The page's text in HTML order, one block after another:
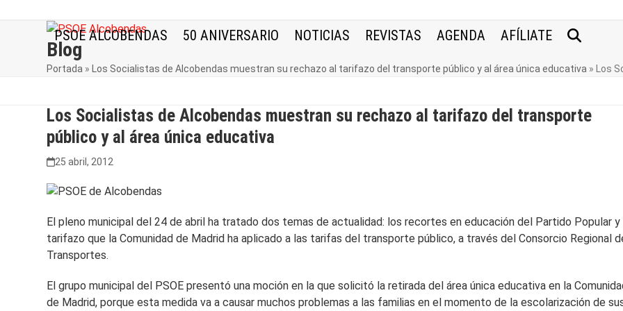
PSOE ALCOBENDAS 50 ANIVERSARIO NOTICIAS REVISTAS AGENDA AFÍLIATE
Blog
Portada » Los Socialistas de Alcobendas muestran su rechazo al tarifazo del transporte público y al área única educativa » Los
Los Socialistas de Alcobendas muestran su rechazo al tarifazo del transporte
público y al área única educativa
25 abril, 2012
El pleno municipal del 24 de abril ha tratado dos temas de actualidad: los recortes en educación del Partido Popular y
tarifazo que la Comunidad de Madrid ha aplicado a las tarifas del transporte público, a través del Consorcio Regional
Transportes.
El grupo municipal del PSOE presentó una moción en la que solicitó la retirada del área única educativa en la
de Madrid, porque esta medida va a causar muchos problemas a las familias en el momento de la escolarización de